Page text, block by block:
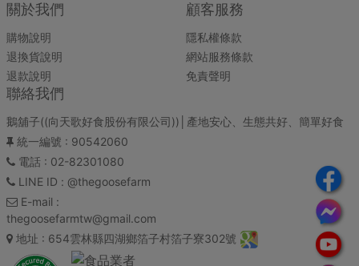
關於我們
購物說明
退換貨說明
退款說明
顧客服務
隱私權條款
網站服務條款
免責聲明
聯絡我們
鵝舖子((向天歌好食股份有限公司))│產地安心、生態共好、簡單好食
統一編號 : 90542060
電話: 02-82301080
LINE ID : @thegoosefarm
E-mail :
thegoosefarmtw@gmail.com
地址 : 654雲林縣四湖鄉箔子村箔子寮302號